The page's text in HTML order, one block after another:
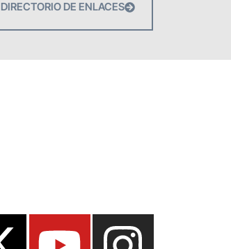
DIRECTORIO DE ENLACES